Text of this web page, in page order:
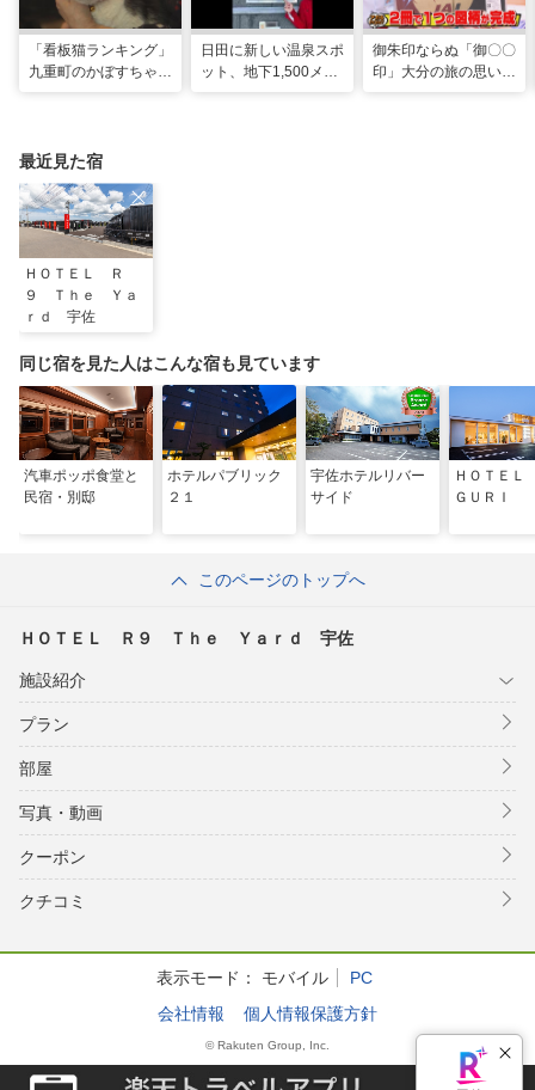
「看板猫ランキング」
九重町のかぼすちゃ
日田に新しい温泉スポ
ット、地下1,500メー
御朱印ならぬ「御〇〇
印」大分の旅の思い出
最近見た宿
ＨＯＴＥＬ Ｒ
９ Ｔｈｅ Ｙａ
ｒｄ 宇佐
同じ宿を見た人はこんな宿も見ています
汽車ポッポ食堂と
民宿・別邸
ホテルパブリック
２１
宇佐ホテルリバー
サイド
ＨＯＴＥ
ＧＵＲＩ
このページのトップへ
ＨＯＴＥＬ Ｒ９ Ｔｈｅ Ｙａｒｄ 宇佐
施設紹介
プラン
部屋
写真・動画
クーポン
クチコミ
表示モード： モバイル
PC
会社情報
個人情報保護方針
© Rakuten Group, Inc.